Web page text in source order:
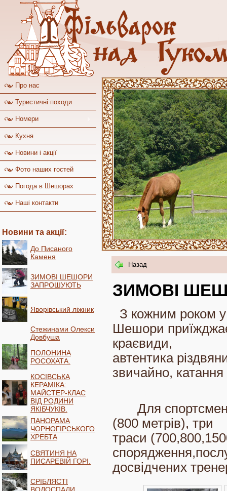
Про нас
Туристичні походи
Номери
Кухня
Новини і акції
Фото наших гостей
Погода в Шешорах
Наші контакти
Новини та акції:
До Писаного
Каменя
ЗИМОВІ ШЕШОРИ
ЗАПРОШУЮТЬ
Яворівський ліжник
Стежинами Олекси
Довбуша
ПОЛОНИНА
РОСОХАТА.
КОСІВСЬКА
КЕРАМІКА:
МАЙСТЕР-КЛАС
ВІД РОДИНИ
ЯКІБЧУКІВ.
ПАНОРАМА
ЧОРНОГІРСЬКОГО
ХРЕБТА
СВЯТИНЯ НА
ПИСАРЕВІЙ ГОРІ.
СРІБЛЯСТІ
Назад
ЗИМОВІ
З кожним роком у
Шешори
краєвиди,
автентика
звичайно, катання
Для
(800 метрів), три
траси
досвідчених